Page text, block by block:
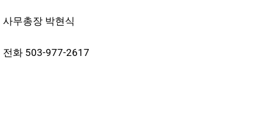
사무총장 박현식
전화 503-977-2617